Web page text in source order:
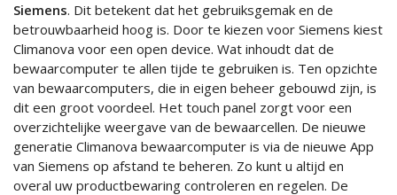
Siemens. Dit betekent dat het gebruiksgemak en de
betrouwbaarheid hoog is. Door te kiezen voor Siemens kiest
Climanova voor een open device. Wat inhoudt dat de
bewaarcomputer te allen tijde te gebruiken is. Ten opzichte
van bewaarcomputers, die in eigen beheer gebouwd zijn, is
dit een groot voordeel. Het touch panel zorgt voor een
overzichtelijke weergave van de bewaarcellen. De nieuwe
generatie Climanova bewaarcomputer is via de nieuwe App
van Siemens op afstand te beheren. Zo kunt u altijd en
overal uw productbewaring controleren en regelen. De